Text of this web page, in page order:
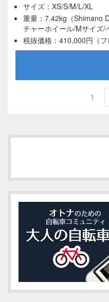
サイズ：XS/S/M/L/XL
重量：7.42kg（Shimano
チャーホイール/Mサイズ/
税抜価格：410,000円（フ
1